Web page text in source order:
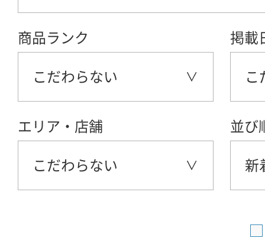
商品ランク
こだわらない
掲載
こ
エリア・店舗
こだわらない
並び
新